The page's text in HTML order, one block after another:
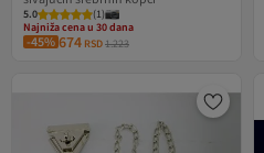
5.0 (1)
Besplatna dostava
Najniža cena u 30 dana
-45% 674 RSD1.223